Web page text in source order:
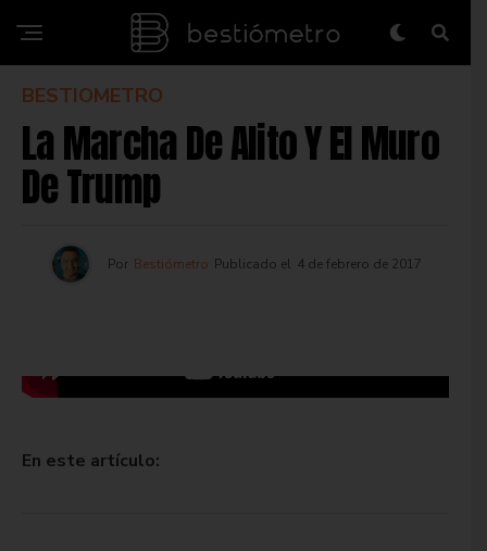
BESTIOMETRO
La Marcha De Alito Y El Muro
De Trump
Por Bestiómetro Publicado el 4 de febrero de 2017
En este artículo: